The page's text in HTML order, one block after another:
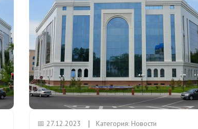
📅 27.12.2023 Категория: Новости